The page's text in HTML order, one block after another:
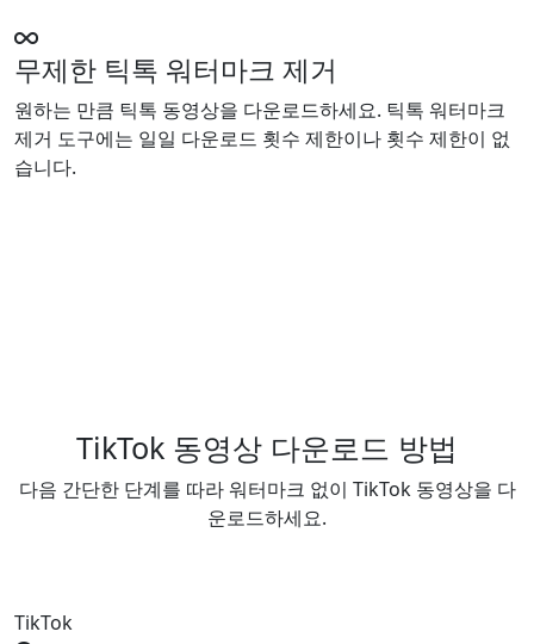
무제한 틱톡 워터마크 제거
원하는 만큼 틱톡 동영상을 다운로드하세요. 틱톡 워터마크
제거 도구에는 일일 다운로드 횟수 제한이나 횟수 제한이 없
습니다.
TikTok 동영상 다운로드 방법
다음 간단한 단계를 따라 워터마크 없이 TikTok 동영상을 다
운로드하세요.
TikTok